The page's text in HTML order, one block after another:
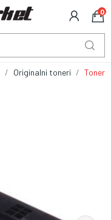
0
Originalni toneri
Toner